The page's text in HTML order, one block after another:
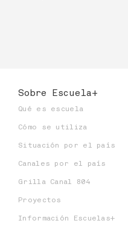
Sobre Escuela+
Qué es escuela
Cómo se utiliza
Situación por el país
Canales por el país
Grilla Canal 804
Proyectos
Información Escuelas+